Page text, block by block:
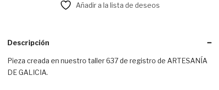
Añadir a la lista de deseos
Descripción
Pieza creada en nuestro taller 637 de registro de ARTESANÍA
DE GALICIA.